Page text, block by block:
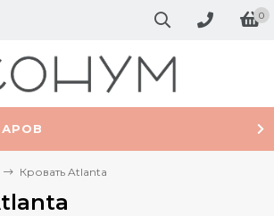
0
Кровать Atlanta